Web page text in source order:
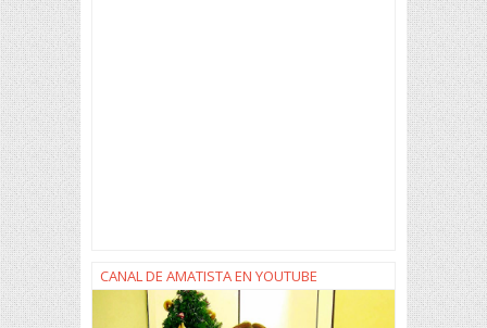
CANAL DE AMATISTA EN YOUTUBE